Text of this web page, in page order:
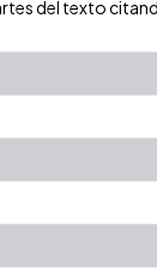
del texto